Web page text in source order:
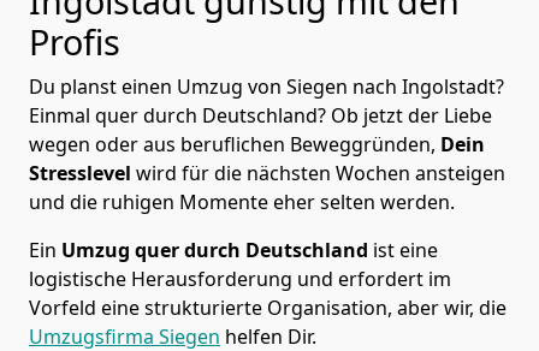
Profis
Du planst einen Umzug von Siegen nach Ingolstadt?
Einmal quer durch Deutschland? Ob jetzt der Liebe
wegen oder aus beruflichen Beweggründen, Dein
Stresslevel wird für die nächsten Wochen ansteigen
und die ruhigen Momente eher selten werden.
Ein Umzug quer durch Deutschland ist eine
logistische Herausforderung und erfordert im
Vorfeld eine strukturierte Organisation, aber wir, die
Umzugsfirma Siegen helfen Dir.